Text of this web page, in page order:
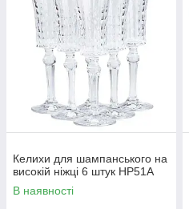
Келихи для шампанського на
високій ніжці 6 штук HP51A
В наявності